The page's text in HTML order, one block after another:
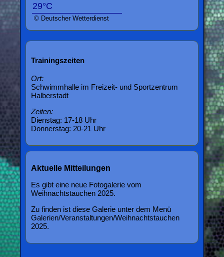
29°C
© Deutscher Wetterdienst
Trainingszeiten
Ort:
Schwimmhalle im Freizeit- und Sportzentrum
Halberstadt
Zeiten:
Dienstag: 17-18 Uhr
Donnerstag: 20-21 Uhr
Aktuelle Mitteilungen
Es gibt eine neue Fotogalerie vom
Weihnachtstauchen 2025.
Zu finden ist diese Galerie unter dem Menü
Galerien/Veranstaltungen/Weihnachtstauchen
2025.